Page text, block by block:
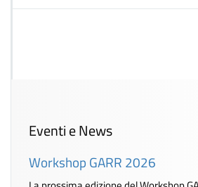
Eventi e News
Workshop GARR 2026